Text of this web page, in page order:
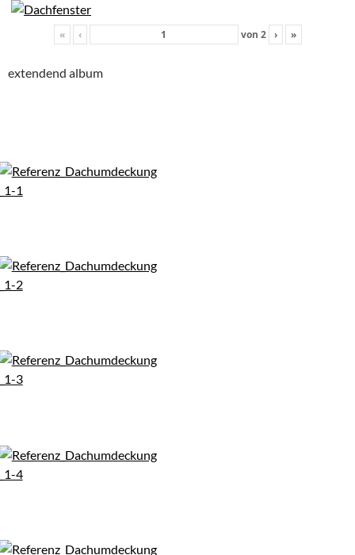
« ‹ von 2 › »
extendend album